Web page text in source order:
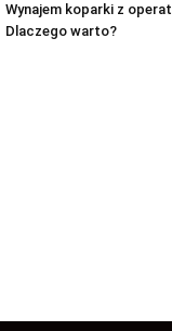
Wynajem koparki z
Dlaczego warto?